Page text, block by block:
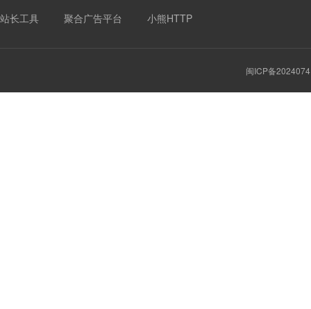
站长工具 聚合广告平台 小熊HTTP
闽ICP备